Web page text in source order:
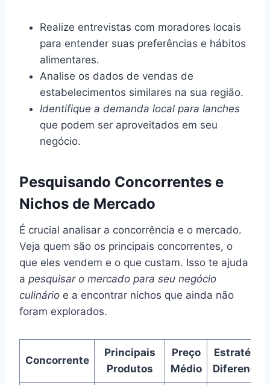
Realize entrevistas com moradores locais
para entender suas preferências e hábitos
alimentares.
Analise os dados de vendas de
estabelecimentos similares na sua região.
Identifique a demanda local para lanches
que podem ser aproveitados em seu
negócio.
Pesquisando Concorrentes e
Nichos de Mercado
É crucial analisar a concorrência e o mercado.
Veja quem são os principais concorrentes, o
que eles vendem e o que custam. Isso te ajuda
a pesquisar o mercado para seu negócio
culinário e a encontrar nichos que ainda não
foram explorados.
Concorrente
Principais
Produtos
Preço
Médio
Estratégia